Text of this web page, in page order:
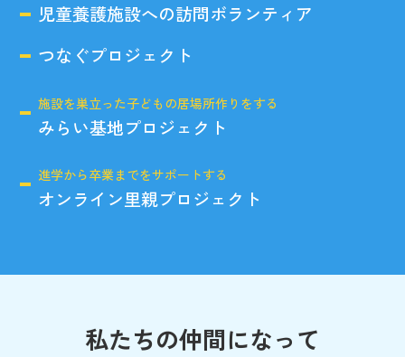
児童養護施設への訪問ボランティア
つなぐプロジェクト
施設を巣立った子どもの居場所作りをする
みらい基地プロジェクト
進学から卒業までをサポートする
オンライン里親プロジェクト
私たちの仲間になって